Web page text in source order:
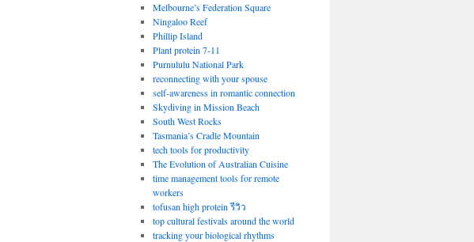
Melbourne’s Federation Square
Ningaloo Reef
Phillip Island
Plant protein 7-11
Purnululu National Park
reconnecting with your spouse
self-awareness in romantic connection
Skydiving in Mission Beach
South West Rocks
Tasmania’s Cradle Mountain
tech tools for productivity
The Evolution of Australian Cuisine
time management tools for remote
workers
tofusan high protein รีวิว
top cultural festivals around the world
tracking your biological rhythms